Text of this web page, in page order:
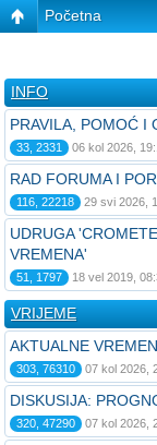
Početna
INFO
PRAVILA, POMOĆ I
33, 2331 06 kol 2026,
RAD FORUMA I
116, 22218 29 svi 2026,
UDRUGA
VREMENA'
51, 1797 18 vel 2019,
VRIJEME
AKTUALNE
303, 76310 07 kol 2026,
DISKUSIJA:
320, 47290 07 kol 2026,